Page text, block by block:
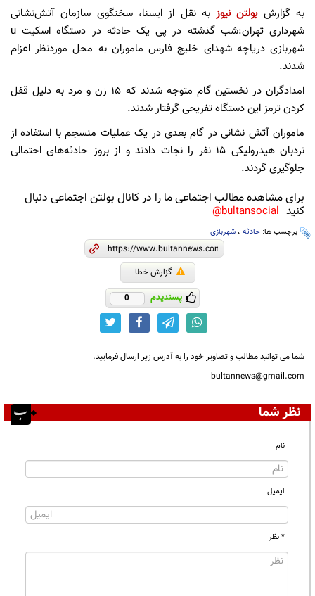
به گزارشبولتن نیوزبه نقل از ایسنا، سخنگوی سازمان آتش‌نشانی
شهرداری تهران:شب گذشته در پی یک حادثه در دستگاه اسکیت u
شهربازی دریاچه شهدای خلیج فارس ماموران به محل موردنظر اعزام
شدند.
امدادگران در نخستین گام متوجه‌ شدند که ۱۵ زن و مرد به دلیل قفل
کردن ترمز این دستگاه تفریحی گرفتار شدند.
ماموران آتش نشانی در گام بعدی در یک عملیات منسجم با استفاده از
نردبان هیدرولیکی ۱۵ نفر را نجات دادند و از بروز حادثه‌های احتمالی
جلوگیری گردند.
برای مشاهده مطالب اجتماعی ما را در کانال بولتن اجتماعی دنبال
کنید bultansocial@
برچسب ها: حادثه ، شهربازی
گزارش خطا
پسندیدم 0
شما می توانید مطالب و تصاویر خود را به آدرس زیر ارسال فرمایید.
bultannews@gmail.com
نظر شما
نام
ایمیل
* نظر